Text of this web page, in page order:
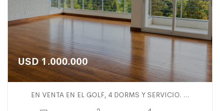
USD 1.000.000
EN VENTA EN EL GOLF, 4 DORMS Y SERVICIO. ...